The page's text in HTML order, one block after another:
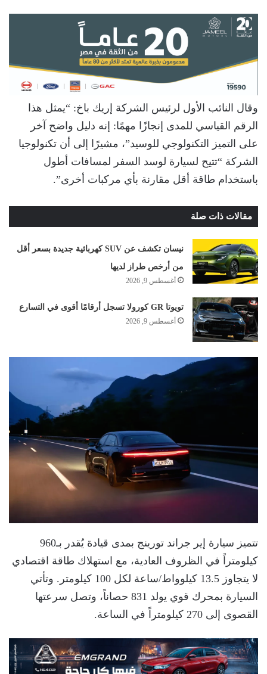
وقال النائب الأول لرئيس الشركة إريك باخ: “يمثل هذا
الرقم القياسي للمدى إنجازًا مهمًا: إنه دليل واضح آخر
على التميز التكنولوجي للوسيد”، مشيرًا إلى أن تكنولوجيا
الشركة “تتيح لسيارة لوسد السفر لمسافات أطول
باستخدام طاقة أقل مقارنة بأي مركبات أخرى”.
مقالات ذات صلة
نيسان تكشف عن SUV كهربائية جديدة بسعر أقل
من أرخص طراز لديها
أغسطس 9, 2026
تويوتا GR كورولا تسجل أرقامًا أقوى في التسارع
أغسطس 9, 2026
تتميز سيارة إير جراند تورينج بمدى قيادة يُقدر بـ960
كيلومتراً في الظروف العادية، مع استهلاك طاقة اقتصادي
لا يتجاوز 13.5 كيلوواط/ساعة لكل 100 كيلومتر. وتأتي
السيارة بمحرك قوي يولد 831 حصاناً، وتصل سرعتها
القصوى إلى 270 كيلومتراً في الساعة.